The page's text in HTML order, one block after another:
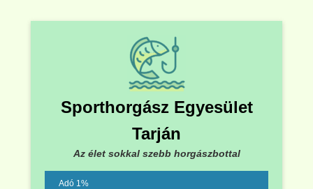
Sporthorgász Egyesület
Tarján
Az élet sokkal szebb horgászbottal
Adó 1%